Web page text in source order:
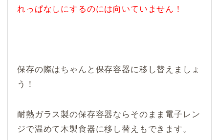
れっぱなしにするのには向いていません！
保存の際はちゃんと保存容器に移し替えましょ
う！
耐熱ガラス製の保存容器ならそのまま電子レン
ジで温めて木製食器に移し替えもできます。